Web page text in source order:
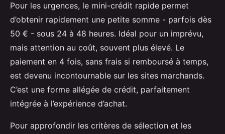
Pour les urgences, le mini-crédit rapide permet
d’obtenir rapidement une petite somme - parfois dès
50 € - sous 24 à 48 heures. Idéal pour un imprévu,
mais attention au coût, souvent plus élevé. Le
paiement en 4 fois, sans frais si remboursé à temps,
est devenu incontournable sur les sites marchands.
C’est une forme allégée de crédit, parfaitement
intégrée à l’expérience d’achat.
Pour approfondir les critères de sélection et les